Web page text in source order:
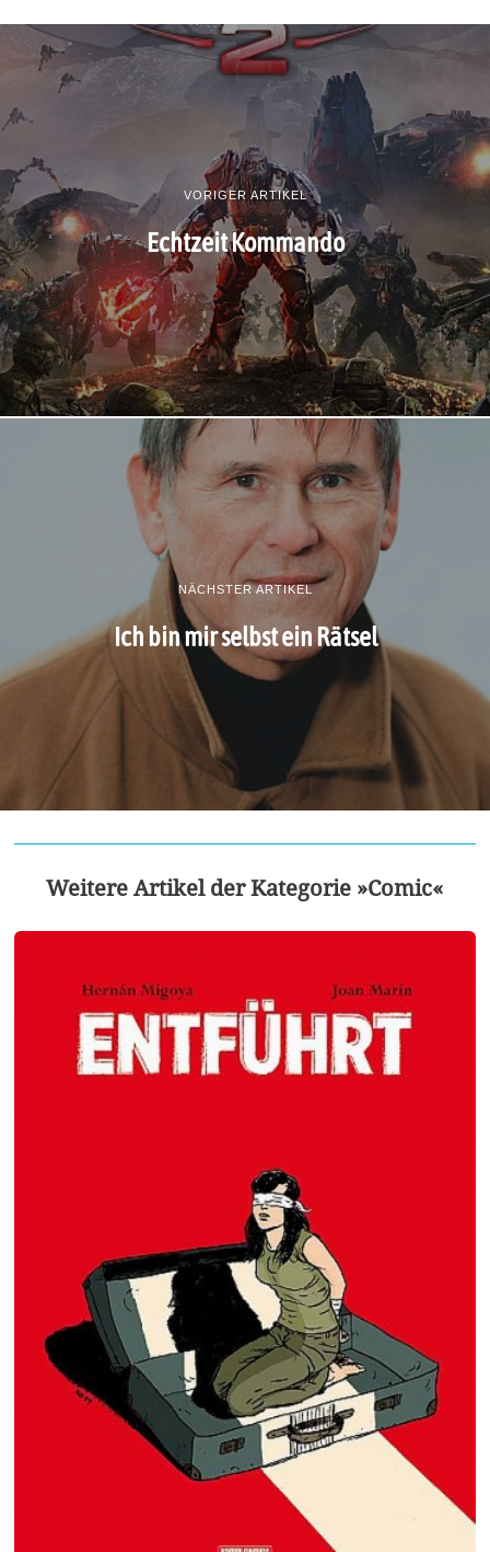
VORIGER ARTIKEL
Echtzeit Kommando
NÄCHSTER ARTIKEL
Ich bin mir selbst ein Rätsel
Weitere Artikel der Kategorie »Comic«